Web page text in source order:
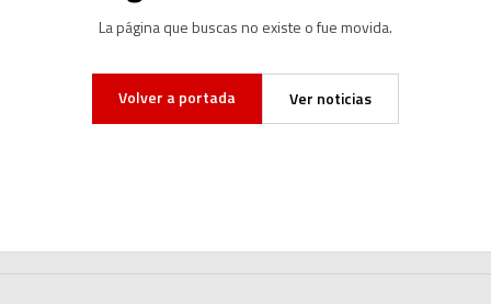
La página que buscas no existe o fue movida.
Volver a portada Ver noticias